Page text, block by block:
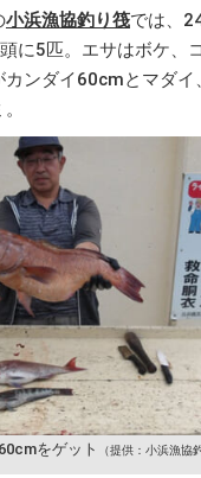
小浜漁協釣り筏では、
に5匹。エサはボケ、
カンダイ60cmとマダイ
をゲット （提供：小浜漁協